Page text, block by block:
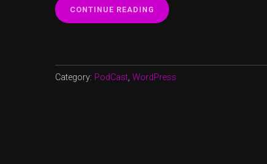
CONTINUE READING
ッ
ス
Category: PodCast, WordPress